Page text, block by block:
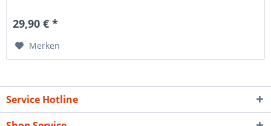
29,90 € *
Merken
Service Hotline